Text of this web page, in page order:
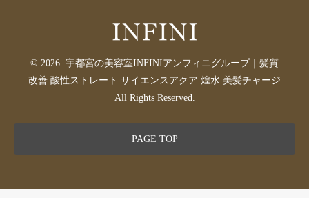
© 2026. 宇都宮の美容室INFINIアンフィニグループ｜髪質
改善 酸性ストレート サイエンスアクア 煌水 美髪チャージ
All Rights Reserved.
PAGE TOP